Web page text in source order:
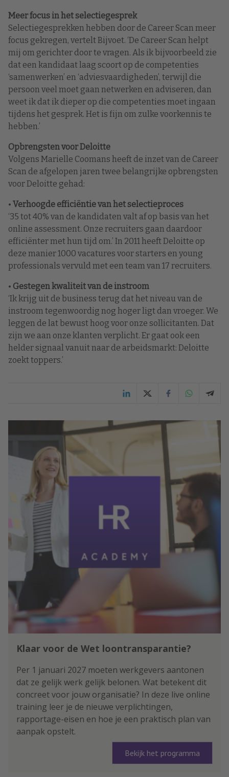
Meer focus in het selectiegesprek
Selectiegesprekken hebben door de Career Scan meer
focus gekregen, vertelt Bijvoet. ‘De Career Scan helpt
mij om gerichter door te vragen. Als ik bijvoorbeeld zie
dat een kandidaat laag scoort op de competenties
‘samenwerken’ en ‘adviesvaardigheden’, terwijl die
persoon veel moet gaan netwerken en adviseren, dan
weet ik dat ik dieper op die competenties moet ingaan
tijdens het gesprek. Het is fijn om zulke voorkennis te
hebben.’
Opbrengsten voor Deloitte
Volgens Marielle Coomans heeft de inzet van de Career
Scan de afgelopen jaren twee belangrijke opbrengsten
voor Deloitte gehad:
• Verhoogde efficiëntie van het selectieproces
‘35 tot 40% van de kandidaten valt af op basis van het
online assessment. Onze recruiters gaan daardoor
efficiënter met hun tijd om.’ In 2011 heeft Deloitte op
deze manier 1000 vacatures voor starters en young
professionals vervuld met een team van 17 recruiters.
• Gestegen kwaliteit van de instroom
‘Ik krijg uit de business terug dat het niveau van de
instroom tegenwoordig nog hoger ligt dan vroeger. We
leggen de lat bewust hoog voor onze sollicitanten. Dat
zijn we aan onze klanten verplicht. Er gaat ook een
helder signaal vanuit naar de arbeidsmarkt: Deloitte
zoekt toppers.’
Klaar voor de Wet loontransparantie?
Per 1 januari 2027 moeten werkgevers aantonen
dat ze gelijk werk gelijk belonen. Wat betekent dit
concreet voor jouw organisatie? In deze live online
training leer je de nieuwe verplichtingen,
rapportage-eisen en hoe je een praktisch plan van
aanpak opstelt.
Bekijk het programma